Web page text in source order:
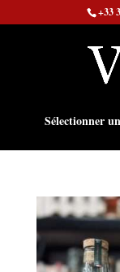
+33
Sélectionner